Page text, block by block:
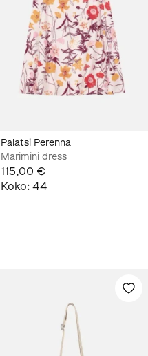
Palatsi Perenna
Marimini dress
115,00 €
Koko: 44